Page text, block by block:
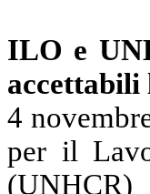
ILO e
accettabili
4
per il
(UNHCR)